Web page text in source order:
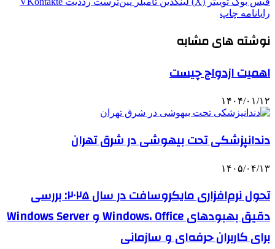
رایانامه چاپ
نوشته های مشابه
اهمیت ازدواج چیست
۱۴۰۴/۰۱/۱۲
دندانپزشکی تحت بیهوشی در شرق تهران
۱۴۰۵/۰۴/۱۳
تحول نرم‌افزاری مایکروسافت در سال ۲۰۲۵: بررسی
دقیق بهبودهای Windows، Office و Windows Server
برای کاربران حرفه‌ای و سازمانی